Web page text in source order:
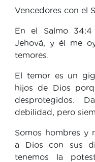
Vencedores con el
En el Salmo 34:4
Jehová, y él me
temores.
El temor es un
hijos de Dios
desprotegidos.
debilidad, pero
Somos hombres y
a Dios con sus
tenemos la